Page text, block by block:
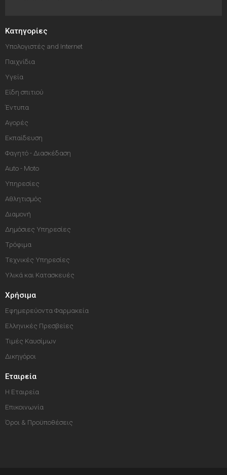
Κατηγορίες
Υπολογιστές and Internet
Παιχνίδια
Υγεία
Είδη σπιτιού
Έντυπα
Αγορές
Εκπαίδευση
Φαγητό - Διασκέδαση
Auto - Moto
Υπηρεσίες
Αθλητισμός
Διαμονή
Δημόσιες Υπηρεσίες
Τρόφιμα
Τεχνικές Υπηρεσίες
Υλικά και Κατασκευές
Χρήσιμα
Εφημερεύοντα Φαρμακεία
Ελληνικές Πρεσβείες
Τιμές Καυσίμων
Δικηγόροι
Εταιρεία
Η Εταιρεία
Επικοινωνία
Όροι & Προϋποθέσεις